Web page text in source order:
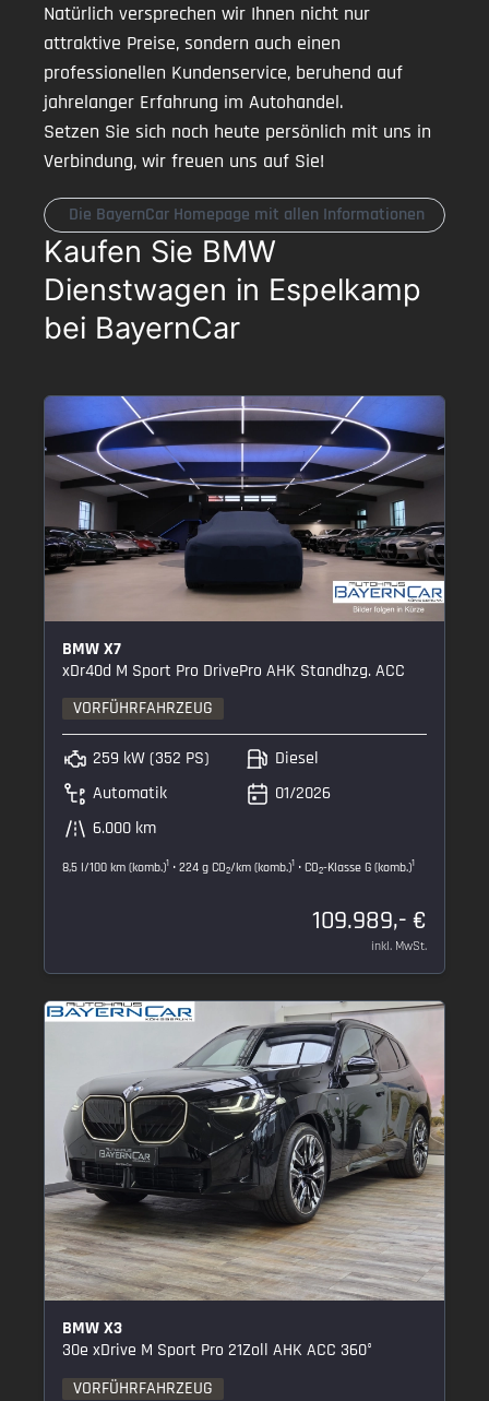
Natürlich versprechen wir Ihnen nicht nur
attraktive Preise, sondern auch einen
professionellen Kundenservice, beruhend auf
jahrelanger Erfahrung im Autohandel.
Setzen Sie sich noch heute persönlich mit uns in
Verbindung, wir freuen uns auf Sie!
Die BayernCar Homepage mit allen Informationen
Kaufen Sie BMW
Dienstwagen in Espelkamp
bei BayernCar
BMW X7
xDr40d M Sport Pro DrivePro AHK Standhzg. ACC
VORFÜHRFAHRZEUG
259 kW (352 PS)
Automatik
6.000 km
Diesel
01/2026
8,5 l/100 km (komb.)1 • 224 g CO2/km (komb.)1 • CO2-Klasse G (komb.)1
109.989,- €
inkl. MwSt.
BMW X3
30e xDrive M Sport Pro 21Zoll AHK ACC 360°
VORFÜHRFAHRZEUG